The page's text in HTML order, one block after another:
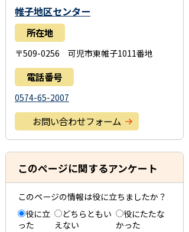
帷子地区センター
所在地
〒509-0256 可児市東帷子1011番地
電話番号
0574-65-2007
お問い合わせフォーム
このページに関するアンケート
このページの情報は役に立ちましたか？
役に立
った
どちらともい
えない
役にたたな
かった